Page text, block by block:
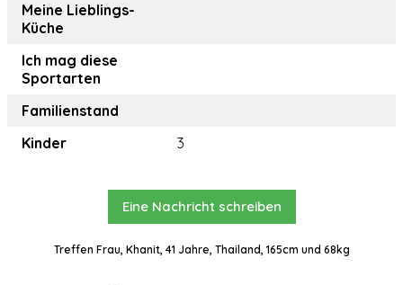
Meine Lieblings-
Küche
Ich mag diese
Sportarten
Familienstand
Kinder
3
Eine Nachricht schreiben
Treffen Frau, Khanit, 41 Jahre, Thailand, 165cm und 68kg